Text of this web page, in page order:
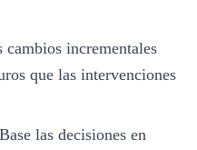
cambios incrementales
que las intervenciones
Base las decisiones en